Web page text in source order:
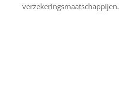
verzekeringsmaatschappijen.